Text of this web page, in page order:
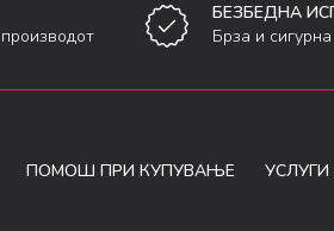
БЕЗБЕДНА
Брза и
ПОМОШ ПРИ КУПУВАЊЕ